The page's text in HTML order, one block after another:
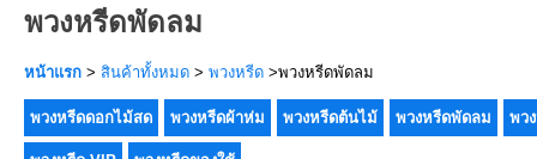
พวงหรีดพัดลม
หน้าแรก > สินค้าทั้งหมด > พวงหรีด >พวงหรีดพัดลม
พวงหรีดดอกไม้สด พวงหรีดผ้าห่ม พวงหรีดต้นไม้ พวงหรีดพัดลม พว